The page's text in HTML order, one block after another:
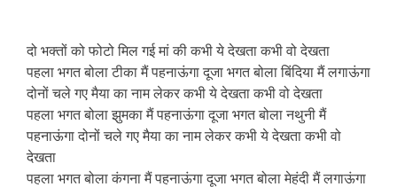
दो भक्तों को फोटो मिल गई मां की कभी ये देखता कभी वो देखता
पहला भगत बोला टीका मैं पहनाऊंगा दूजा भगत बोला बिंदिया मैं लगाऊंगा
दोनों चले गए मैया का नाम लेकर कभी ये देखता कभी वो देखता
पहला भगत बोला झुमका मैं पहनाऊंगा दूजा भगत बोला नथुनी मैं
पहनाऊंगा दोनों चले गए मैया का नाम लेकर कभी ये देखता कभी वो
देखता
पहला भगत बोला कंगना मैं पहनाऊंगा दूजा भगत बोला मेहंदी मैं लगाऊंगा